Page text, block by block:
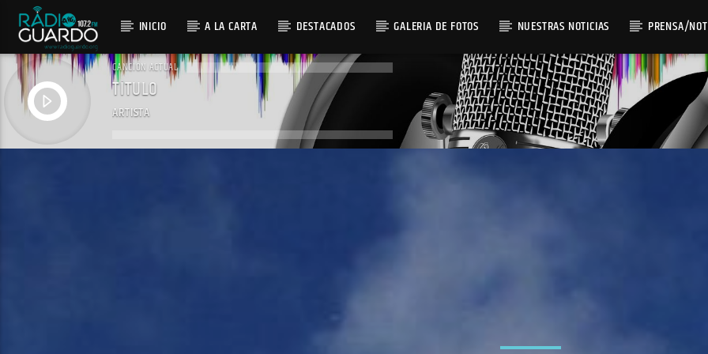
INICIO A LA CARTA DESTACADOS GALERIA DE FOTOS NUESTRAS NOTICIAS PRENSA/
CANCIÓN ACTUAL
TÍTULO
ARTISTA